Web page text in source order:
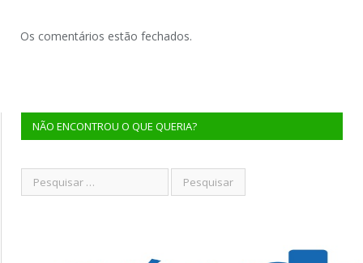
Os comentários estão fechados.
NÃO ENCONTROU O QUE QUERIA?